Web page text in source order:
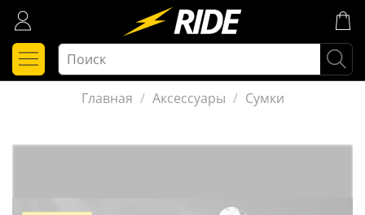
Главная Аксессуары Сумки